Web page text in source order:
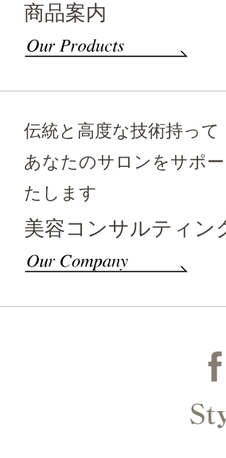
商品案内
伝統と高度な技術持って
あなたのサロンをサポ
たします
美容コンサルティン